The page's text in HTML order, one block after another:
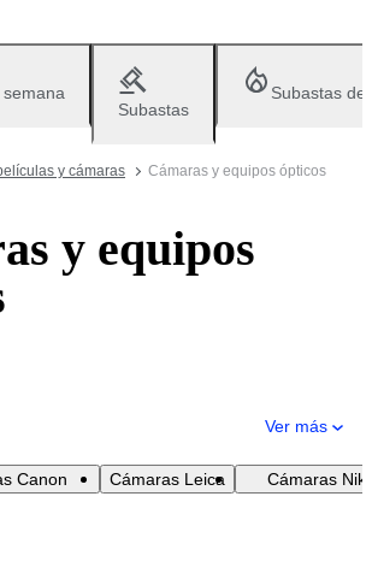
semana
Subastas
Subastas
y cámaras Cámaras y equipos ópticos
y equipos
Ver más
Canon Cámaras Leica Cámaras